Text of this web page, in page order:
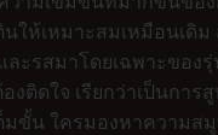
ห้เหมาะสมเหมือนเดิม
ะรสมาโดยเฉพาะของรุ่
ติดใจ เรียกว่าเป็นการ
มขั้น ใครมองหาความส